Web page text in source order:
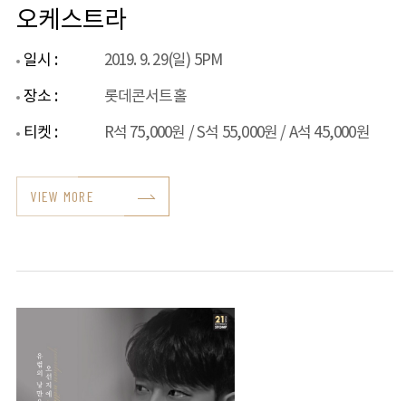
오케스트라
일시 :
2019. 9. 29(일) 5PM
장소 :
롯데콘서트홀
티켓 :
R석 75,000원 / S석 55,000원 / A석 45,000원
VIEW MORE